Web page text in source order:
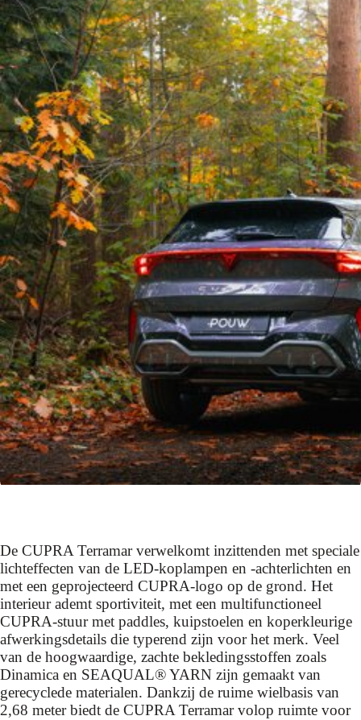
De CUPRA Terramar verwelkomt inzittenden met speciale
lichteffecten van de LED-koplampen en -achterlichten en
met een geprojecteerd CUPRA-logo op de grond. Het
interieur ademt sportiviteit, met een multifunctioneel
CUPRA-stuur met paddles, kuipstoelen en koperkleurige
afwerkingsdetails die typerend zijn voor het merk. Veel
van de hoogwaardige, zachte bekledingsstoffen zoals
Dinamica en SEAQUAL® YARN zijn gemaakt van
gerecyclede materialen. Dankzij de ruime wielbasis van
2,68 meter biedt de CUPRA Terramar volop ruimte voor